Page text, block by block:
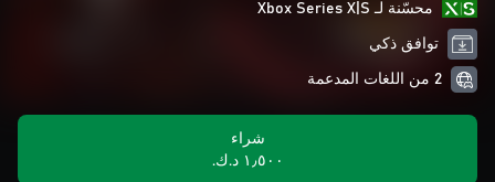
محسّنة لـ Xbox Series X|S
توافق ذكي
2 من اللغات المدعمة
شراء
١٫٥٠٠ د.ك.‏